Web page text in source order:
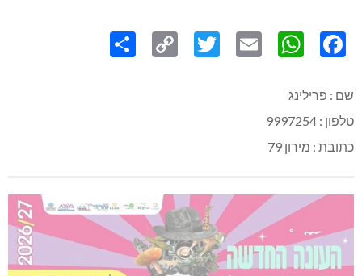
Link
שם : פרילינג
טלפון : 9997254
כתובת : מירון 79